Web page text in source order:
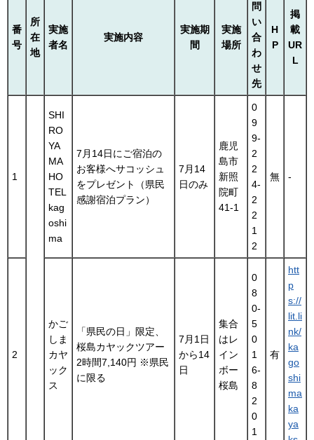
番
号
所
在
地
実施
者名
実施内容
実施期
間
実施
場所
問
い
合
わ
せ
先
H
P
掲
載
UR
L
1
SHI
RO
YA
MA
HO
TEL
kag
oshi
ma
7月14日にご宿泊の
お客様へサコッシュ
をプレゼント（県民
感謝宿泊プラン）
7月14
日のみ
鹿児
島市
新照
院町
41-1
0
9
9-
2
2
4-
2
2
1
2
無 -
2
かご
しま
カヤ
ック
ス
「県民の日」限定、
桜島カヤックツアー
2時間7,140円 ※県民
に限る
7月1日
から14
日
集合
はレ
イン
ボー
桜島
0
8
0-
5
0
1
6-
8
2
0
1
有
htt
p
s://
lit.li
nk/
ka
go
shi
ma
ka
ya